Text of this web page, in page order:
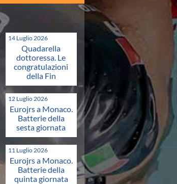
14 Luglio 2026
Quadarella
dottoressa. Le
congratulazioni
della Fin
12 Luglio 2026
Eurojrs a Monaco.
Batterie della
sesta giornata
11 Luglio 2026
Eurojrs a Monaco.
Batterie della
quinta giornata